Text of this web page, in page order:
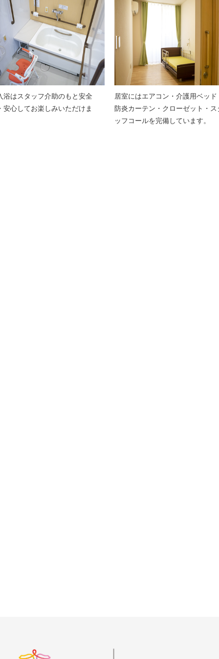
浴はスタッフ介助のもと安全
安心してお楽しみいただけま
居室にはエアコン・介護用ベッド
防炎カーテン・クローゼット・ス
ッフコールを完備しています。